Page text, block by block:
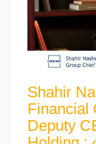
Shahir
Financial
Deputy